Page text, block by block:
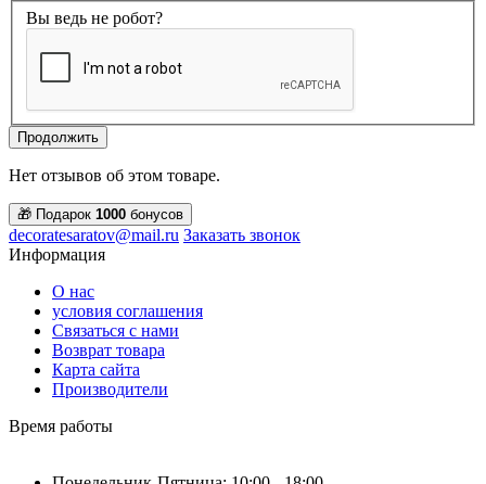
Вы ведь не робот?
Продолжить
Нет отзывов об этом товаре.
🎁 Подарок 1000 бонусов
decoratesaratov@mail.ru Заказать звонок
Информация
О нас
условия соглашения
Связаться с нами
Возврат товара
Карта сайта
Производители
Время работы